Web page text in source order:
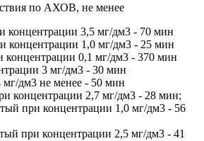
по АХОВ, не менее
концентрации 3,5 мг/дм3 - 70 мин
концентрации 1,0 мг/дм3 - 25 мин
концентрации 0,1 мг/дм3 - 370 мин
3 мг/дм3 - 30 мин
мг/дм3 не менее - 50 мин
концентрации 2,7 мг/дм3 - 28 мин;
при концентрации 1,0 мг/дм3 - 56
при концентрации 2,5 мг/дм3 - 41